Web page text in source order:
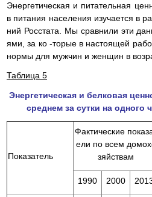
Энергетическая и питательная
в питания населения изучается в
ний Росстата. Мы сравнили эти
ями, за ко -торые в настоящей
нормы для мужчин и женщин в
Таблица 5
Энергетическая и белковая
среднем за сутки на одного
Показатель
Фактические
ели по всем
зяйствам
1990
2000